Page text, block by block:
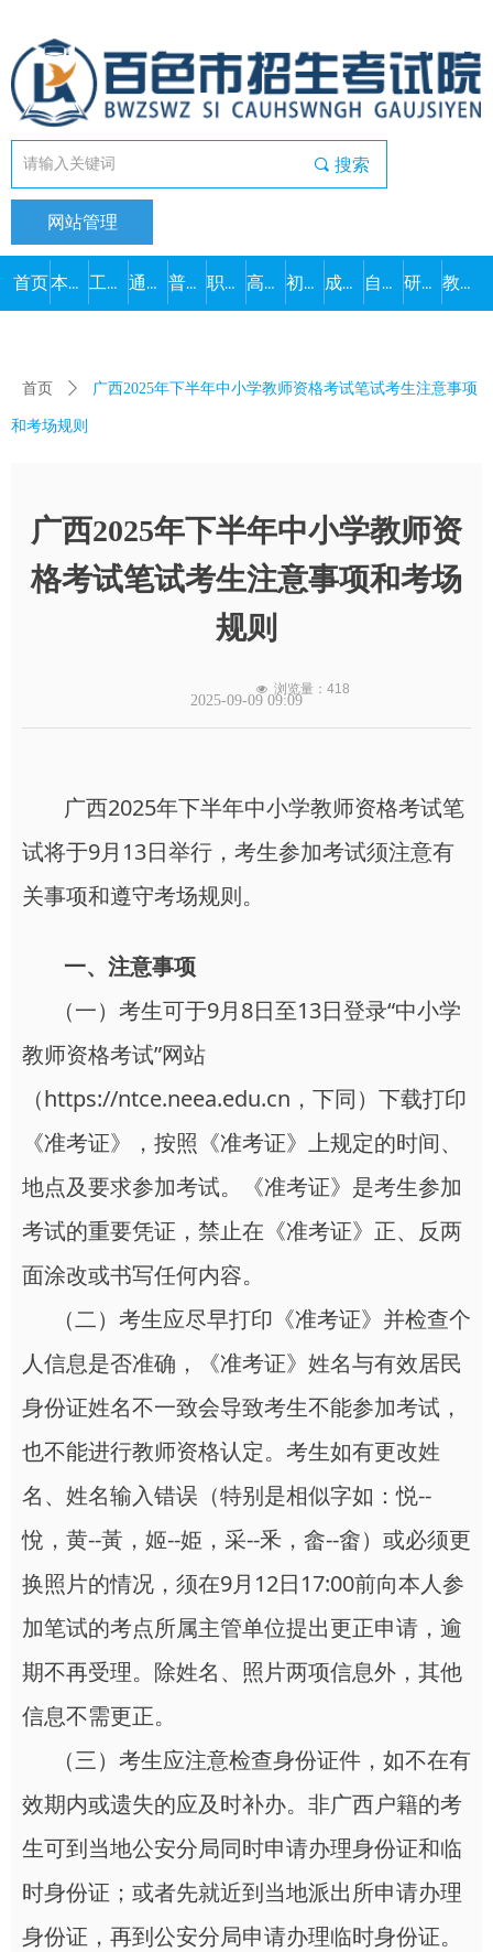
首页 本院概况 工作动态 通知公告 普通高考 职教高考 高中学考 初中学考 成人高考 自学考试 研究生考试 教师资格
끠 搜索
网站管理
首页 ꄲ 广西2025年下半年中小学教师资格考试笔试考生注意事项
和考场规则
广西2025年下半年中小学教师资
格考试笔试考生注意事项和考场
规则
2025-09-09 09:09
广西2025年下半年中小学教师资格考试笔
试将于9月13日举行，考生参加考试须注意有
关事项和遵守考场规则。
一、注意事项
（一）考生可于9月8日至13日登录“中小学
教师资格考试”网站
（https://ntce.neea.edu.cn，下同）下载打印
《准考证》，按照《准考证》上规定的时间、
地点及要求参加考试。《准考证》是考生参加
考试的重要凭证，禁止在《准考证》正、反两
面涂改或书写任何内容。
（二）考生应尽早打印《准考证》并检查个
人信息是否准确，《准考证》姓名与有效居民
身份证姓名不一致会导致考生不能参加考试，
也不能进行教师资格认定。考生如有更改姓
名、姓名输入错误（特别是相似字如：悦--
悅，黄--黃，姬--姫，采--釆，畲--畬）或必须更
换照片的情况，须在9月12日17:00前向本人参
加笔试的考点所属主管单位提出更正申请，逾
期不再受理。除姓名、照片两项信息外，其他
信息不需更正。
（三）考生应注意检查身份证件，如不在有
效期内或遗失的应及时补办。非广西户籍的考
生可到当地公安分局同时申请办理身份证和临
时身份证；或者先就近到当地派出所申请办理
身份证，再到公安分局申请办理临时身份证。
넶 浏览量： 418